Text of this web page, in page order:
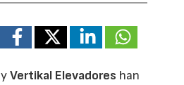
yVertikal Elevadores han